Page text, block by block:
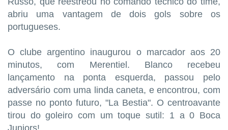
abriu uma vantagem de dois gols sobre os
portugueses.
O clube argentino inaugurou o marcador aos 20
minutos, com Merentiel. Blanco recebeu
lançamento na ponta esquerda, passou pelo
adversário com uma linda caneta, e encontrou, com
passe no ponto futuro, "La Bestia". O centroavante
tirou do goleiro com um toque sutil: 1 a 0 Boca
Juniors!